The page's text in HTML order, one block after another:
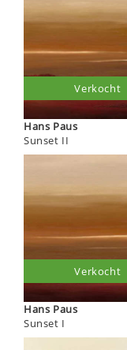
Hans Paus
Sunset II
Verkocht
Hans Paus
Sunset I
Verkocht